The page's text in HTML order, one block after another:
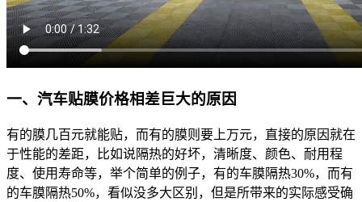
一、汽车贴膜价格相差巨大的原因
有的膜几百元就能贴，而有的膜则要上万元，直接的原因就在
于性能的差距，比如说隔热的好坏，清晰度、颜色、耐用程
度、使用寿命等，举个简单的例子，有的车膜隔热30%，而有
的车膜隔热50%，看似没多大区别，但是所带来的实际感受确